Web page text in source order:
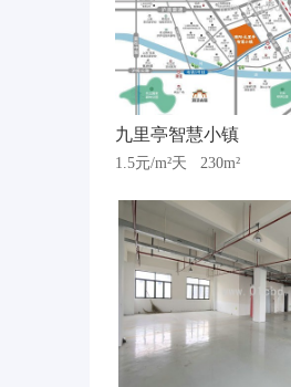
九里亭智慧小镇
1.5元/m²天 230m²